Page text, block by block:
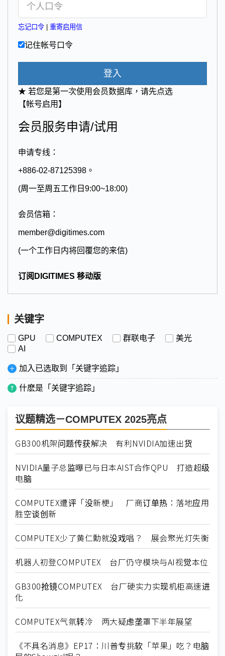
忘记口令 重寄启用信
记住帐号口令
登入
★ 若您是第一次使用会员数据库，请先点选
【帐号启用】
会员服务申请/试用
申请专线：
+886-02-87125398。
(周一至周五工作日9:00~18:00)
会员信箱：
member@digitimes.com
(一个工作日内将回覆您的来信)
订阅DIGITIMES 移动版
关键字
GPU COMPUTEX 群联电子
美光
AI
加入已选取到「关键字追踪」
什麽是「关键字追踪」
议题精选－COMPUTEX 2025亮点
GB300机架问题传获解决 有利NVIDIA加速出货
NVIDIA量子总监曝已与日本AIST合作QPU 打造超级
电脑
COMPUTEX遭评「没新梗」 厂商订单热：落地应用
胜空谈创新
COMPUTEX少了黄仁勳就没戏唱？ 展会聚光灯失衡
机器人初登COMPUTEX 台厂仍守模块与AI视觉本位
GB300抢镜COMPUTEX 台厂硬实力实现机柜高速进
化
COMPUTEX气氛转冷 两大疑虑垄罩下半年展望
《不具名消息》EP17：川普专挑软「苹果」吃？电脑